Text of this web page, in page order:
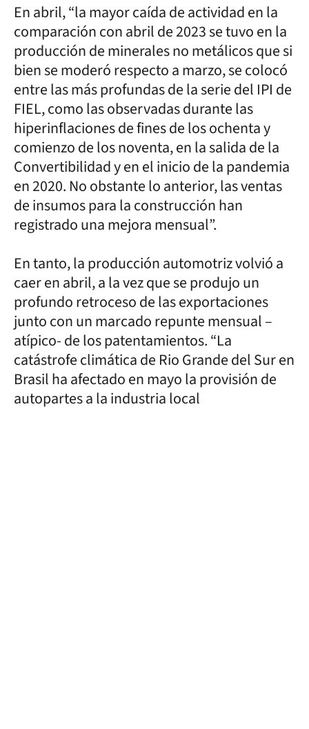
En abril, “la mayor caída de actividad en la
comparación con abril de 2023 se tuvo en la
producción de minerales no metálicos que si
bien se moderó respecto a marzo, se colocó
entre las más profundas de la serie del IPI de
FIEL, como las observadas durante las
hiperinflaciones de fines de los ochenta y
comienzo de los noventa, en la salida de la
Convertibilidad y en el inicio de la pandemia
en 2020. No obstante lo anterior, las ventas
de insumos para la construcción han
registrado una mejora mensual”.
En tanto, la producción automotriz volvió a
caer en abril, a la vez que se produjo un
profundo retroceso de las exportaciones
junto con un marcado repunte mensual –
atípico- de los patentamientos. “La
catástrofe climática de Rio Grande del Sur en
Brasil ha afectado en mayo la provisión de
autopartes a la industria local